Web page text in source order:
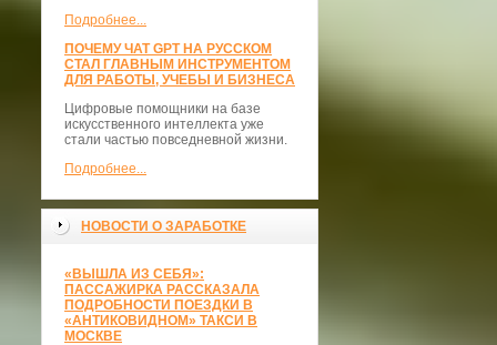
Подробнее...
ПОЧЕМУ ЧАТ GPT НА РУССКОМ
СТАЛ ГЛАВНЫМ ИНСТРУМЕНТОМ
ДЛЯ РАБОТЫ, УЧЕБЫ И БИЗНЕСА
Цифровые помощники на базе
искусственного интеллекта уже
стали частью повседневной жизни.
Подробнее...
НОВОСТИ О ЗАРАБОТКЕ
«ВЫШЛА ИЗ СЕБЯ»:
ПАССАЖИРКА РАССКАЗАЛА
ПОДРОБНОСТИ ПОЕЗДКИ В
«АНТИКОВИДНОМ» ТАКСИ В
МОСКВЕ